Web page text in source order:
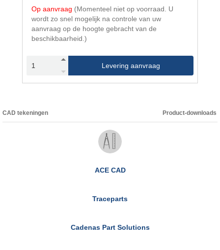
Op aanvraag (Momenteel niet op voorraad. U
wordt zo snel mogelijk na controle van uw
aanvraag op de hoogte gebracht van de
beschikbaarheid.)
Levering aanvraag
CAD tekeningen Product-downloads
ACE CAD
Traceparts
Cadenas Part Solutions